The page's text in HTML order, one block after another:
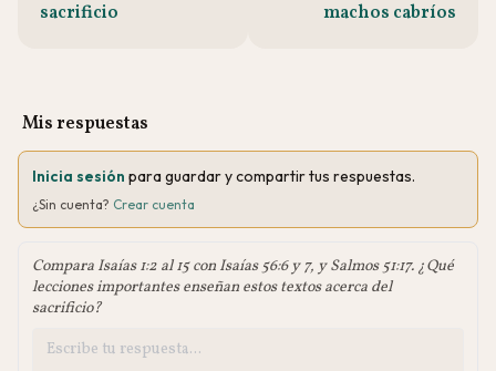
sacrificio
machos cabríos
Mis respuestas
Inicia sesión para guardar y compartir tus respuestas.
¿Sin cuenta? Crear cuenta
Compara Isaías 1:2 al 15 con Isaías 56:6 y 7, y Salmos 51:17. ¿Qué
lecciones importantes enseñan estos textos acerca del
sacrificio?